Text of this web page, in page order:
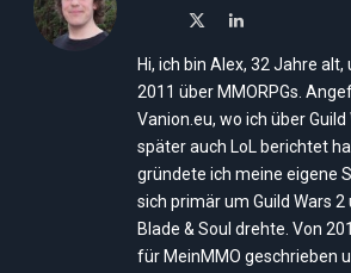
LinkedIn
Hi, ich bin Alex, 32 Jahre
2011 über MMORPGs.
Vanion.eu, wo ich über Guild
später auch LoL berichtet
gründete ich meine eigene
sich primär um Guild Wars
Blade & Soul drehte. Von
für MeinMMO geschrieben